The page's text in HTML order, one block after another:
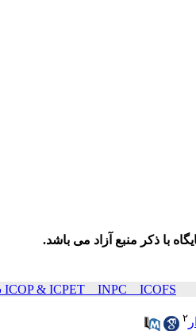
با ذکر منبع آزاد می باشد.
ICOP & ICPET _ INPC _ ICOFS سال۲۵ صفحات ۱۱۴۴-۱۱۴۱
۲